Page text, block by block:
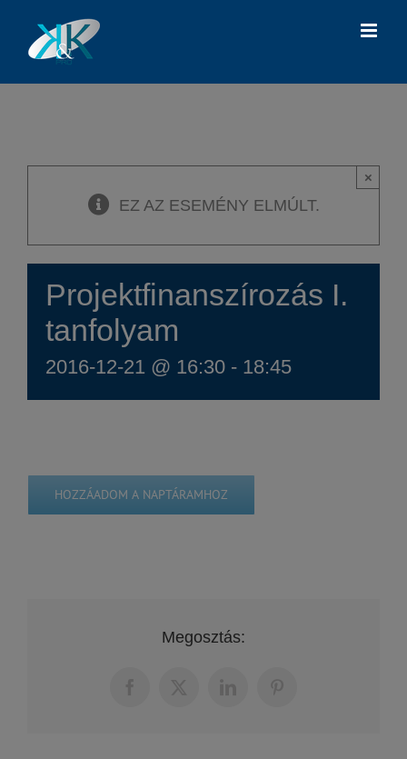
EZ AZ ESEMÉNY ELMÚLT.
×
Projektfinanszírozás I.
tanfolyam
2016-12-21 @ 16:30 - 18:45
HOZZÁADOM A NAPTÁRAMHOZ
Megosztás: